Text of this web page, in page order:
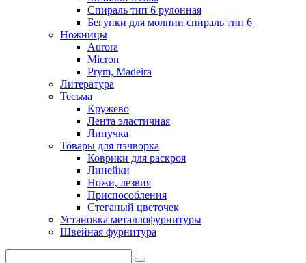
Спираль тип 6 рулонная
Бегунки для молнии спираль тип 6
Ножницы
Aurora
Micron
Prym, Madeira
Литература
Тесьма
Кружево
Лента эластичная
Липучка
Товары для пэчворка
Коврики для раскроя
Линейки
Ножи, лезвия
Приспособления
Стеганый цветочек
Установка металлофурнитуры
Швейная фурнитура